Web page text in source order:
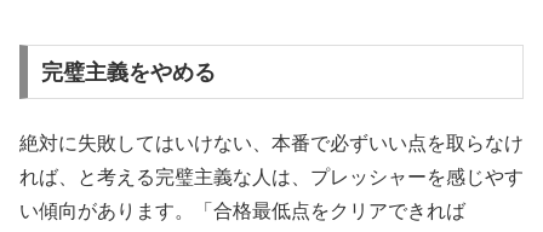
完璧主義をやめる
絶対に失敗してはいけない、本番で必ずいい点を取らなけ
れば、と考える完璧主義な人は、プレッシャーを感じやす
い傾向があります。「合格最低点をクリアできれば